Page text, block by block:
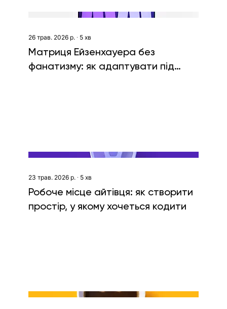
26 трав. 2026 р.∙ 5 хв
Матриця Ейзенхауера без
фанатизму: як адаптувати під
23 трав. 2026 р. ∙ 5 хв
Робоче місце айтівця: як створити
простір, у якому хочеться кодити